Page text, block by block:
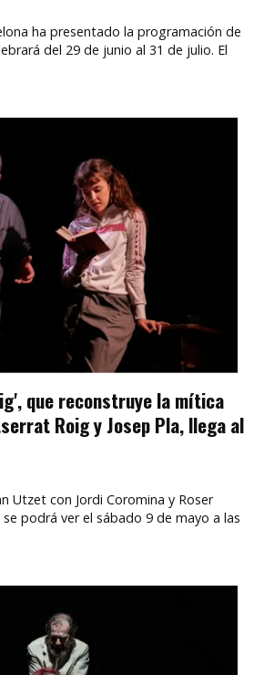
ha presentado la programación de
del 29 de junio al 31 de julio. El
que reconstruye la mítica
Roig y Josep Pla, llega al
Utzet con Jordi Coromina y Roser
podrá ver el sábado 9 de mayo a las